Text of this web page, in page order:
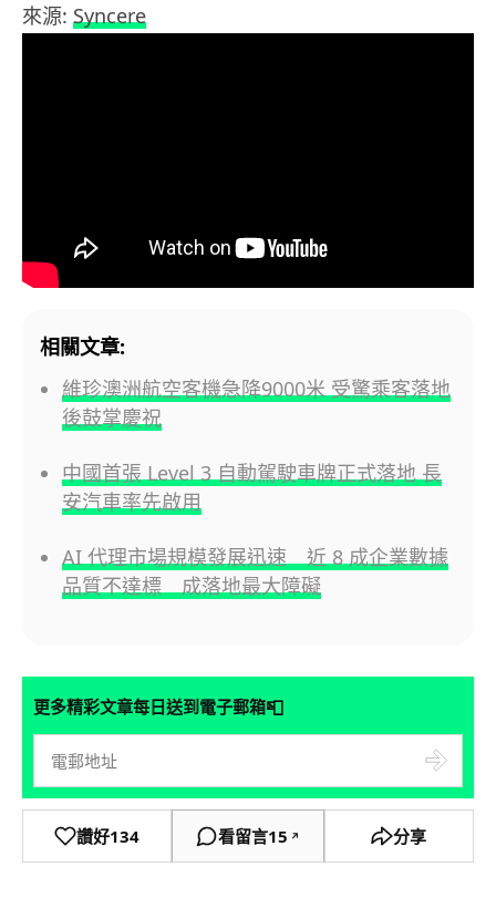
來源: Syncere
相關文章:
維珍澳洲航空客機急降9000米 受驚乘客落地
後鼓掌慶祝
中國首張 Level 3 自動駕駛車牌正式落地 長
安汽車率先啟用
AI 代理市場規模發展迅速 近 8 成企業數據
品質不達標 成落地最大障礙
更多精彩文章每日送到電子郵箱📮
讚好134 看留言15 ↗ 分享